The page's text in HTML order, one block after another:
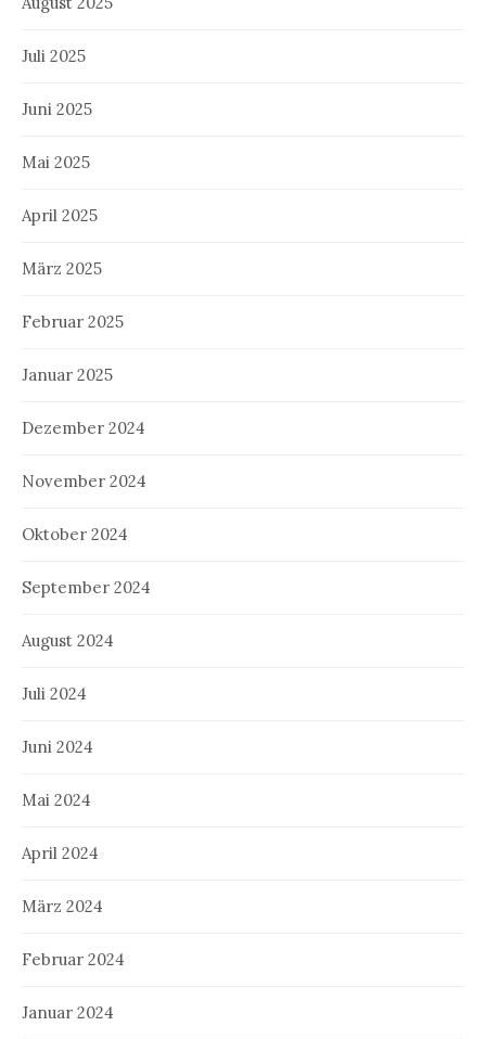
Juli 2025
Juni 2025
Mai 2025
April 2025
März 2025
Februar 2025
Januar 2025
Dezember 2024
November 2024
Oktober 2024
September 2024
August 2024
Juli 2024
Juni 2024
Mai 2024
April 2024
März 2024
Februar 2024
Januar 2024